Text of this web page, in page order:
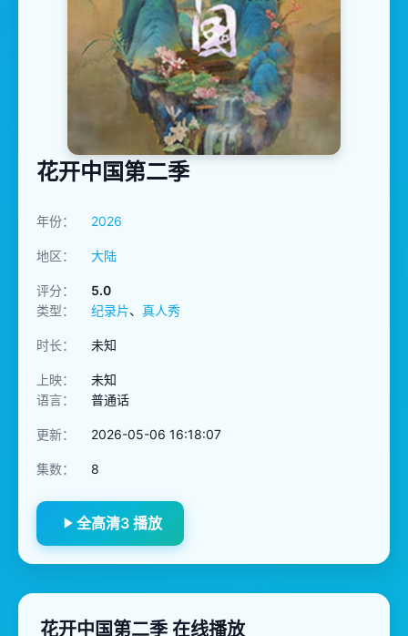
花开中国第二季
年份： 2026
地区： 大陆
评分：
5.0
类型：
纪录片、 真人秀
时长： 未知
上映：
未知
语言：
普通话
更新： 2026-05-06 16:18:07
集数： 8
全高清3 播放
花开中国第二季 在线播放